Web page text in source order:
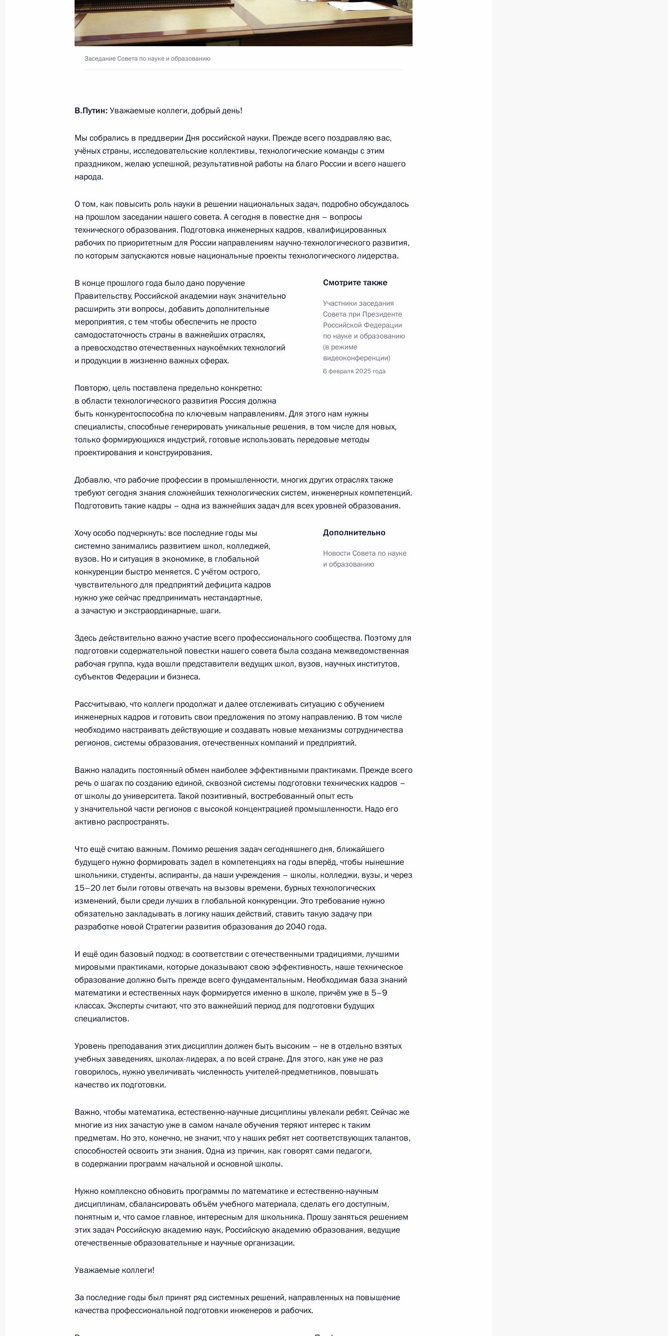
3 марта 2026 года, 17:45
Совещание с членами Правительства
10 июля 2025 года, 15:15
22 июня 2025 года, 15:40
Заседание Совета по реализации госполитики в сфере
поддержки русского языка и языков народов России
5 июня 2025 года, 16:55
Совещание с членами Правительства
Заседание Совета по науке и образованию
6 февраля 2025 года, 19:15
Заседание расширенного президиума Межведомственной
3 февраля 2025 года, 20:35
Встреча с Министром просвещения Сергеем Кравцовым
3 февраля 2025 года, 13:45
Совещание с членами Правительства
11 декабря 2024 года, 22:20
Открытие Центра международного сотрудничества с ОАЭ в сфере
образования
21 октября 2024 года, 16:10
Встреча с лауреатами всероссийских конкурсов в сфере
образования
Посещение индустриального парка «Руднево»
2 октября 2024 года, 16:50
Совещание с членами Правительства
22 августа 2024 года, 15:50
Совещание с членами Правительства
Президент подписал указы о назначении членов Правительства
Российской Федерации и директоров служб
14 мая 2024 года, 21:25
Заседание комиссии Госсовета по направлению «Образование»
15 апреля 2024 года, 17:30
Совещание с членами Правительства
4 апреля 2024 года, 19:10
Совещание о ходе реализации программы капитального
ремонта школ
20 февраля 2024 года, 22:05
Встреча с Министром просвещения Сергеем Кравцовым
Заседание Совета по науке и образованию
В.Путин: Уважаемые коллеги, добрый день!
Мы собрались в преддверии Дня российской науки. Прежде всего поздравляю вас,
учёных страны, исследовательские коллективы, технологические команды с этим
праздником, желаю успешной, результативной работы на благо России и всего нашего
народа.
О том, как повысить роль науки в решении национальных задач, подробно обсуждалось
на прошлом заседании нашего совета. А сегодня в повестке дня – вопросы
технического образования. Подготовка инженерных кадров, квалифицированных
рабочих по приоритетным для России направлениям научно-технологического развития,
по которым запускаются новые национальные проекты технологического лидерства.
Смотрите также
Участники заседания
Совета при Президенте
Российской Федерации
по науке и образованию
(в режиме
видеоконференции)
6 февраля 2025 года
В конце прошлого года было дано поручение
Правительству, Российской академии наук значительно
расширить эти вопросы, добавить дополнительные
мероприятия, с тем чтобы обеспечить не просто
самодостаточность страны в важнейших отраслях,
а превосходство отечественных наукоёмких технологий
и продукции в жизненно важных сферах.
Повторю, цель поставлена предельно конкретно:
в области технологического развития Россия должна
быть конкурентоспособна по ключевым направлениям. Для этого нам нужны
специалисты, способные генерировать уникальные решения, в том числе для новых,
только формирующихся индустрий, готовые использовать передовые методы
проектирования и конструирования.
Добавлю, что рабочие профессии в промышленности, многих других отраслях также
требуют сегодня знания сложнейших технологических систем, инженерных компетенций.
Подготовить такие кадры – одна из важнейших задач для всех уровней образования.
Дополнительно
Новости Совета по науке
и образованию
Хочу особо подчеркнуть: все последние годы мы
системно занимались развитием школ, колледжей,
вузов. Но и ситуация в экономике, в глобальной
конкуренции быстро меняется. С учётом острого,
чувствительного для предприятий дефицита кадров
нужно уже сейчас предпринимать нестандартные,
а зачастую и экстраординарные, шаги.
Здесь действительно важно участие всего профессионального сообщества. Поэтому для
подготовки содержательной повестки нашего совета была создана межведомственная
рабочая группа, куда вошли представители ведущих школ, вузов, научных институтов,
субъектов Федерации и бизнеса.
Рассчитываю, что коллеги продолжат и далее отслеживать ситуацию с обучением
инженерных кадров и готовить свои предложения по этому направлению. В том числе
необходимо настраивать действующие и создавать новые механизмы сотрудничества
регионов, системы образования, отечественных компаний и предприятий.
Важно наладить постоянный обмен наиболее эффективными практиками. Прежде всего
речь о шагах по созданию единой, сквозной системы подготовки технических кадров –
от школы до университета. Такой позитивный, востребованный опыт есть
у значительной части регионов с высокой концентрацией промышленности. Надо его
активно распространять.
Что ещё считаю важным. Помимо решения задач сегодняшнего дня, ближайшего
будущего нужно формировать задел в компетенциях на годы вперёд, чтобы нынешние
школьники, студенты, аспиранты, да наши учреждения – школы, колледжи, вузы, и через
15–20 лет были готовы отвечать на вызовы времени, бурных технологических
изменений, были среди лучших в глобальной конкуренции. Это требование нужно
обязательно закладывать в логику наших действий, ставить такую задачу при
разработке новой Стратегии развития образования до 2040 года.
И ещё один базовый подход: в соответствии с отечественными традициями, лучшими
мировыми практиками, которые доказывают свою эффективность, наше техническое
образование должно быть прежде всего фундаментальным. Необходимая база знаний
математики и естественных наук формируется именно в школе, причём уже в 5–9
классах. Эксперты считают, что это важнейший период для подготовки будущих
специалистов.
Уровень преподавания этих дисциплин должен быть высоким – не в отдельно взятых
учебных заведениях, школах-лидерах, а по всей стране. Для этого, как уже не раз
говорилось, нужно увеличивать численность учителей-предметников, повышать
качество их подготовки.
Важно, чтобы математика, естественно-научные дисциплины увлекали ребят. Сейчас же
многие из них зачастую уже в самом начале обучения теряют интерес к таким
предметам. Но это, конечно, не значит, что у наших ребят нет соответствующих талантов,
способностей освоить эти знания. Одна из причин, как говорят сами педагоги,
в содержании программ начальной и основной школы.
Нужно комплексно обновить программы по математике и естественно-научным
дисциплинам, сбалансировать объём учебного материала, сделать его доступным,
понятным и, что самое главное, интересным для школьника. Прошу заняться решением
этих задач Российскую академию наук, Российскую академию образования, ведущие
отечественные образовательные и научные организации.
Уважаемые коллеги!
За последние годы был принят ряд системных решений, направленных на повышение
качества профессиональной подготовки инженеров и рабочих.